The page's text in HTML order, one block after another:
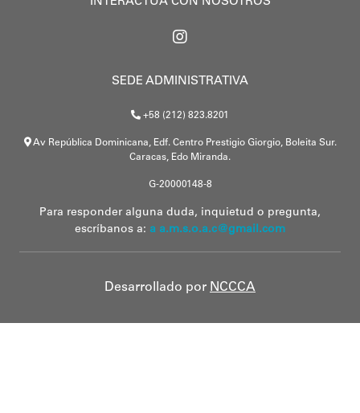
SEDE ADMINISTRATIVA
+58 (212) 823.8201
Av República Dominicana, Edf. Centro Prestigio Giorgio, Boleita Sur.
Caracas, Edo Miranda.
G-20000148-8
Para responder alguna duda, inquietud o pregunta,
escríbanos a: a a.m.s.o.a.c@gmail.com
Desarrollado por NCCCA